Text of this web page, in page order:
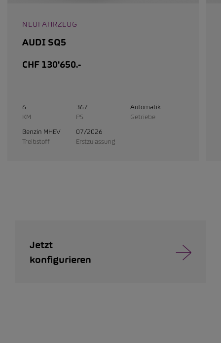
NEUFAHRZEUG
AUDI SQ5
CHF 130'650.-
6
KM
367
PS
Automatik
Getriebe
Benzin MHEV
Treibstoff
07/2026
Erstzulassung
Jetzt
konfigurieren